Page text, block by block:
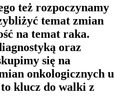
też rozpoczynamy
temat zmian
na temat raka.
oraz
się na
onkologicznych u
klucz do walki z